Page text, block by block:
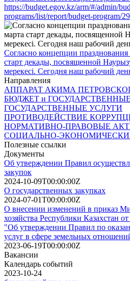
https://budget.egov.kz/arm/#/admin/
programs/list/report/budget-program/
Согласно концепции
старт декады, посвященной
мерекесі. Сегодня наш рабочий
Направления
АППАРАТ АКИМА
БЮДЖЕТ и
ГОСУДАРСТВЕННЫЕ УСЛУГИ
ПРОТИВОДЕЙСТВИЕ
НОРМАТИВНО-ПРАВОВЫЕ
СОЦИАЛЬНО-
Полезные ссылки
Документы
Об утверждении Правил
закупок
2024-10-09T00:00:00Z
О государственных закупках
2024-07-01T00:00:00Z
О внесении изменений в приказ
хозяйства Республики Казахстан
"Об утверждении Правил по
услуг в сфере земельных
2023-06-19T00:00:00Z
Вакансии
Календарь событий
2023-10-24